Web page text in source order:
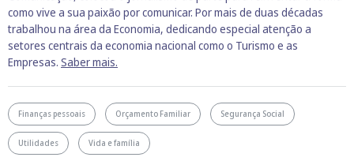
como vive a sua paixão por comunicar. Por mais de duas décadas
trabalhou na área da Economia, dedicando especial atenção a
setores centrais da economia nacional como o Turismo e as
Empresas. Saber mais.
Finanças pessoais Orçamento Familiar Segurança Social
Utilidades Vida e família